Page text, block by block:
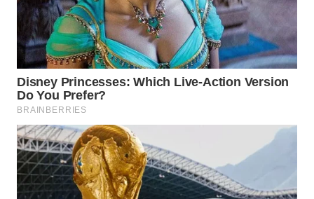
BORNEO
Wahana
Media
Group
WAHANA
NEWS
WAHANA
TANI